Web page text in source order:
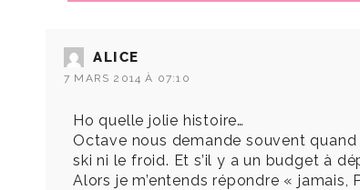
ALICE
7 MARS 2014 À 07:10
Ho quelle jolie histoire…
Octave nous demande souvent quand
ski ni le froid. Et s’il y a un budget à
Alors je m’entends répondre « jamais,